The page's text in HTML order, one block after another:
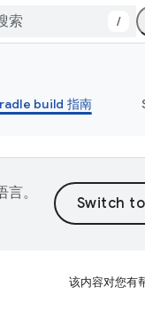
/
build 指南
。
该内容对您有